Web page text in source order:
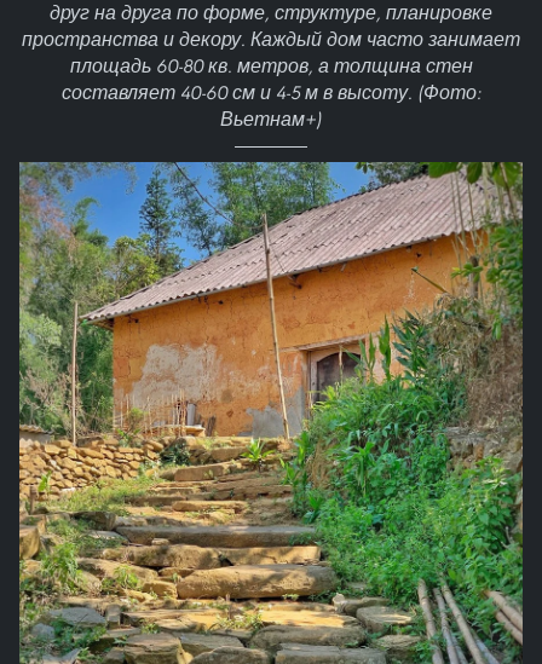
друг на друга по форме, структуре, планировке
пространства и декору. Каждый дом часто занимает
площадь 60-80 кв. метров, а толщина стен
составляет 40-60 см и 4-5 м в высоту. (Фото:
Вьетнам+)